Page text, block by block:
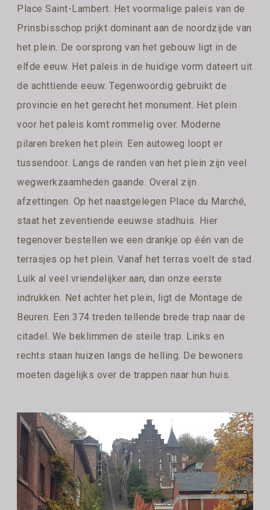
Place Saint-Lambert. Het voormalige paleis van de
Prinsbisschop prijkt dominant aan de noordzijde van
het plein. De oorsprong van het gebouw ligt in de
elfde eeuw. Het paleis in de huidige vorm dateert uit
de achttiende eeuw. Tegenwoordig gebruikt de
provincie en het gerecht het monument. Het plein
voor het paleis komt rommelig over. Moderne
pilaren breken het plein. Een autoweg loopt er
tussendoor. Langs de randen van het plein zijn veel
wegwerkzaamheden gaande. Overal zijn
afzettingen. Op het naastgelegen Place du Marché,
staat het zeventiende eeuwse stadhuis. Hier
tegenover bestellen we een drankje op één van de
terrasjes op het plein. Vanaf het terras voelt de stad
Luik al veel vriendelijker aan, dan onze eerste
indrukken. Net achter het plein, ligt de Montage de
Beuren. Een 374 treden tellende brede trap naar de
citadel. We beklimmen de steile trap. Links en
rechts staan huizen langs de helling. De bewoners
moeten dagelijks over de trappen naar hun huis.